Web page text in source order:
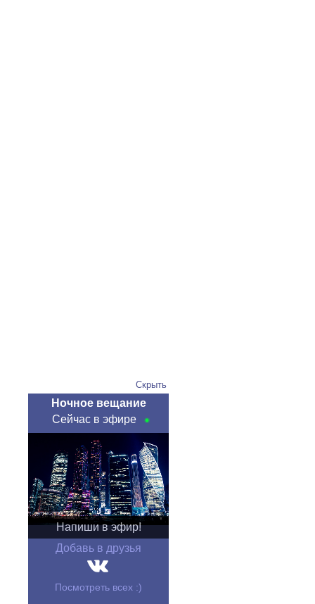
Скрыть
Ночное вещание
Сейчас в эфире
Напиши в эфир!
Добавь в друзья
Посмотреть всех :)